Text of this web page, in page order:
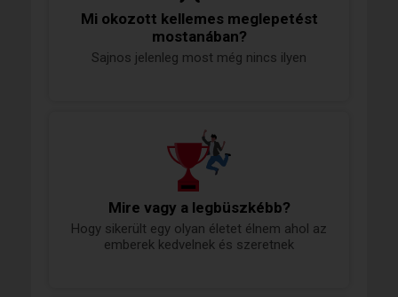
Mi okozott kellemes meglepetést
mostanában?
Sajnos jelenleg most még nincs ilyen
Mire vagy a legbüszkébb?
Hogy sikerült egy olyan életet élnem ahol az
emberek kedvelnek és szeretnek